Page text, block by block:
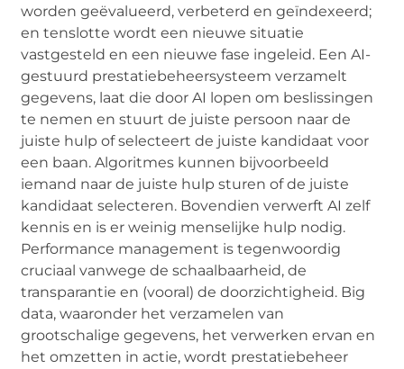
worden geëvalueerd, verbeterd en geïndexeerd;
en tenslotte wordt een nieuwe situatie
vastgesteld en een nieuwe fase ingeleid. Een AI-
gestuurd prestatiebeheersysteem verzamelt
gegevens, laat die door AI lopen om beslissingen
te nemen en stuurt de juiste persoon naar de
juiste hulp of selecteert de juiste kandidaat voor
een baan. Algoritmes kunnen bijvoorbeeld
iemand naar de juiste hulp sturen of de juiste
kandidaat selecteren. Bovendien verwerft AI zelf
kennis en is er weinig menselijke hulp nodig.
Performance management is tegenwoordig
cruciaal vanwege de schaalbaarheid, de
transparantie en (vooral) de doorzichtigheid. Big
data, waaronder het verzamelen van
grootschalige gegevens, het verwerken ervan en
het omzetten in actie, wordt prestatiebeheer